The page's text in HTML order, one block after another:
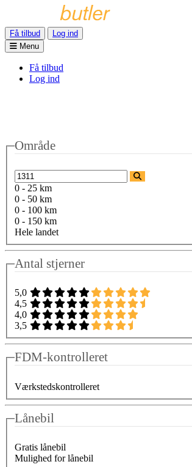
Få tilbud
Log ind
Menu
Få tilbud
Log ind
Område
0 - 25 km
0 - 50 km
0 - 100 km
0 - 150 km
Hele landet
Antal stjerner
5,0
4,5
4,0
3,5
FDM-kontrolleret
Værkstedskontrolleret
Lånebil
Gratis lånebil
Mulighed for lånebil